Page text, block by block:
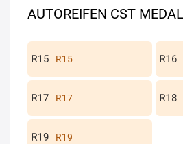
AUTOREIFEN CST
R15
R17
R19